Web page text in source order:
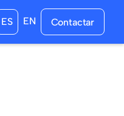
ES EN Contactar